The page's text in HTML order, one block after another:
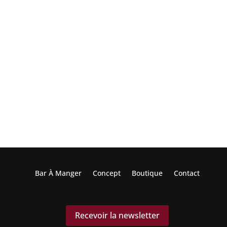
Bar À Manger Concept Boutique Contact
Recevoir la newsletter